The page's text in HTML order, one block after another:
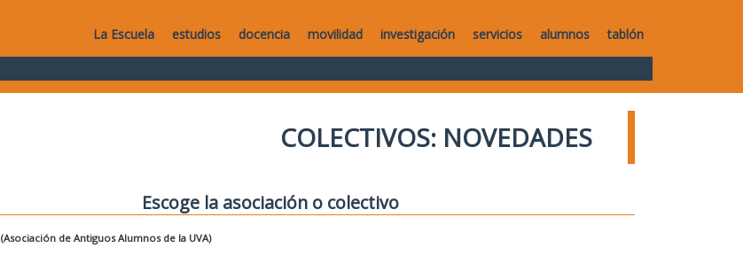
La Escuela estudios docencia movilidad investigación servicios alumnos tablón
COLECTIVOS: NOVEDADES
Escoge la asociación o colectivo
(Asociación de Antiguos Alumnos de la UVA)